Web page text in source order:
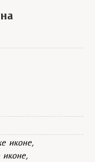
иконе,
иконе,